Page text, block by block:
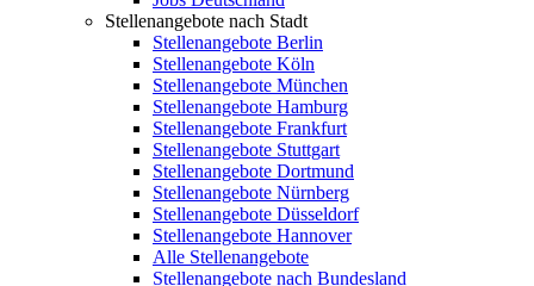
Stellenangebote nach Stadt
Stellenangebote Berlin
Stellenangebote Köln
Stellenangebote München
Stellenangebote Hamburg
Stellenangebote Frankfurt
Stellenangebote Stuttgart
Stellenangebote Dortmund
Stellenangebote Nürnberg
Stellenangebote Düsseldorf
Stellenangebote Hannover
Alle Stellenangebote
Stellenangebote nach Bundesland